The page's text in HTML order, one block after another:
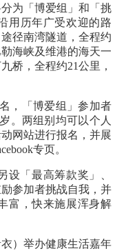
分为「博爱组」和「挑
用历年广受欢迎的路
径南湾隧道，全程约
海峡及维港的海天一
桥，全程约21公里，
，「博爱组」参加者
。两组别均可以个人
网站进行报名，并展
专页。
设「最高筹款奖」、
参加者挑战自我，并
富，快来施展浑身解
）举办健康生活嘉年